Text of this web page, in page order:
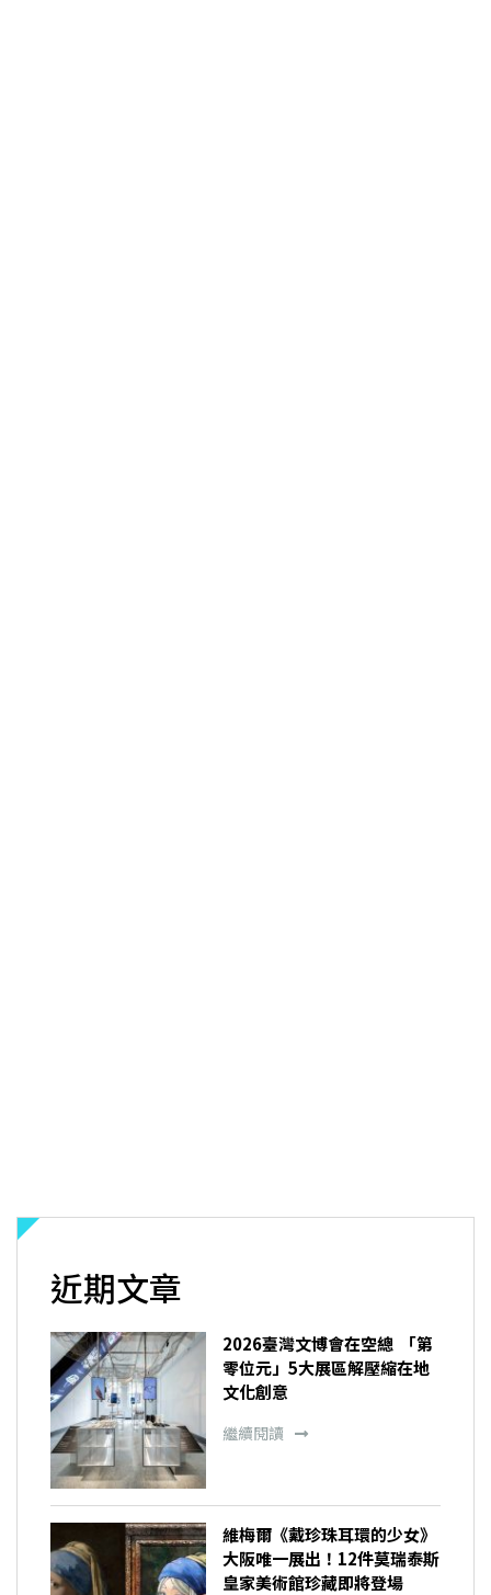
近期文章
2026臺灣文博會在空總 「第
零位元」5大展區解壓縮在地
文化創意
繼續閱讀
維梅爾《戴珍珠耳環的少女》
大阪唯一展出！12件莫瑞泰斯
皇家美術館珍藏即將登場